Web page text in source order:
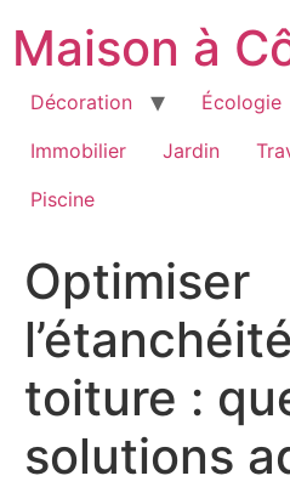
contenu
Maison à
Décoration Écologie
Immobilier
Jardin
Piscine
Optimiser
toiture :
solutions